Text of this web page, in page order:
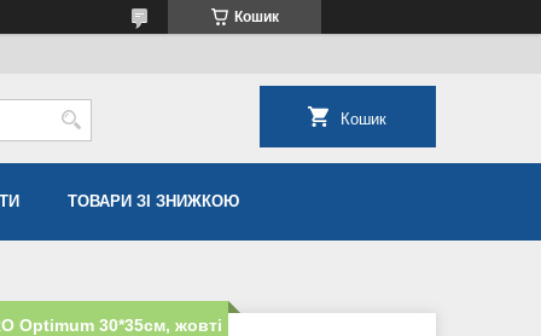
Кошик
Кошик
ТОВАРИ ЗІ ЗНИЖКОЮ
Optimum 30*35см, жовті